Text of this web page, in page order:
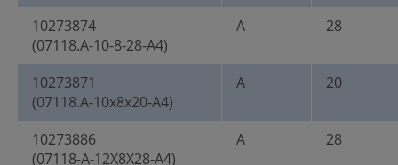
10273874
(07118.A-10-8-28-A4)
A 28
10273871
(07118.A-10x8x20-A4)
A 20
10273886
(07118-A-12X8X28-A4)
A 28